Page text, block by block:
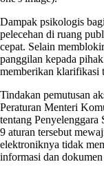
Dampak psikologis
pelecehan di ruang
cepat. Selain
panggilan kepada
memberikan klarifikasi
Tindakan pemutusan
Peraturan Menteri
tentang
9 aturan tersebut
elektroniknya tidak
informasi dan